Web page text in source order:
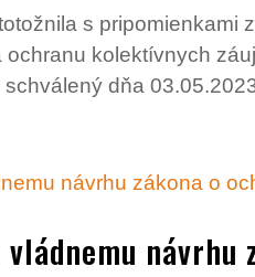
s pripomienkami
kolektívnych
dňa